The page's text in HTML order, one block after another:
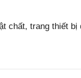
chất, trang thiết